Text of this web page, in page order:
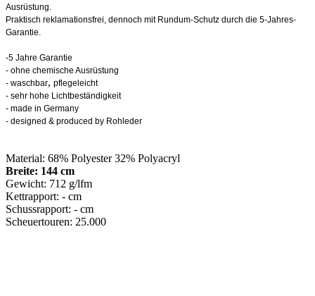
Ausrüstung.
Praktisch reklamationsfrei, dennoch mit Rundum-Schutz durch die 5-Jahres-
Garantie.
-5 Jahre Garantie
- ohne chemische Ausrüstung
- waschbar, pflegeleicht
- sehr hohe Lichtbeständigkeit
- made in Germany
- designed & produced by Rohleder
Material: 68% Polyester 32% Polyacryl
Breite: 144 cm
Gewicht: 712 g/lfm
Kettrapport: - cm
Schussrapport: - cm
Scheuertouren: 25.000